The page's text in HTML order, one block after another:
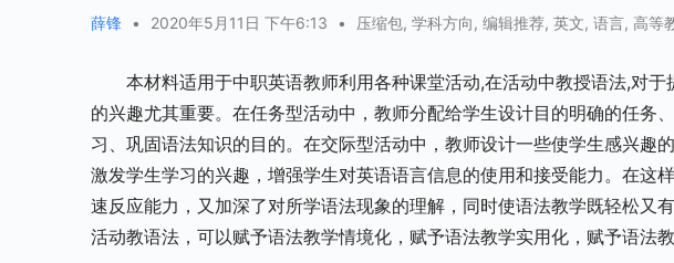
薛锋 • 2020年5月11日 下午6:13 • 压缩包, 学科方向, 编辑推荐, 英文, 语言, 高等
本材料适用于中职英语教师利用各种课堂活动,在活动中教授语法,对
的兴趣尤其重要。在任务型活动中，教师分配给学生设计目的明确的任务
习、巩固语法知识的目的。在交际型活动中，教师设计一些使学生感兴趣
激发学生学习的兴趣，增强学生对英语语言信息的使用和接受能力。在这
速反应能力，又加深了对所学语法现象的理解，同时使语法教学既轻松又有
活动教语法，可以赋予语法教学情境化，赋予语法教学实用化，赋予语法